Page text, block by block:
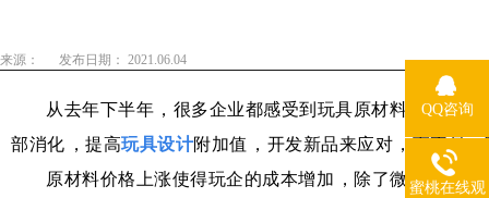
来源： 发布日期： 2021.06.04
从去年下半年，很多企业都感受到玩具原材料涨价带来
部消化，提高玩具设计附加值，开发新品来应对，而不是一味
原材料价格上涨使得玩企的成本增加，除了微调价格
QQ咨询
蜜桃在线观